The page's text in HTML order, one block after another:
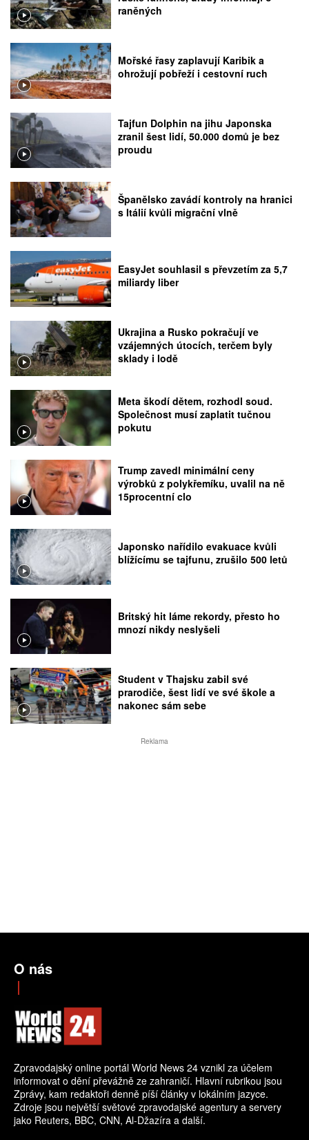
raněných
Mořské řasy zaplavují Karibik a
ohrožují pobřeží i cestovní ruch
Tajfun Dolphin na jihu Japonska
zranil šest lidí, 50.000 domů je bez
proudu
Španělsko zavádí kontroly na hranici
s Itálií kvůli migrační vlně
EasyJet souhlasil s převzetím za 5,7
miliardy liber
Ukrajina a Rusko pokračují ve
vzájemných útocích, terčem byly
sklady i lodě
Meta škodí dětem, rozhodl soud.
Společnost musí zaplatit tučnou
pokutu
Trump zavedl minimální ceny
výrobků z polykřemíku, uvalil na ně
15procentní clo
Japonsko nařídilo evakuace kvůli
blížícímu se tajfunu, zrušilo 500 letů
Britský hit láme rekordy, přesto ho
mnozí nikdy neslyšeli
Student v Thajsku zabil své
prarodiče, šest lidí ve své škole a
nakonec sám sebe
Reklama
O nás
Zpravodajský online portál World News 24 vznikl za účelem
informovat o dění převážně ze zahraničí. Hlavní rubrikou jsou
Zprávy, kam redaktoři denně píší články v lokálním jazyce.
Zdroje jsou největší světové zpravodajské agentury a servery
jako Reuters, BBC, CNN, Al-Džazíra a další.